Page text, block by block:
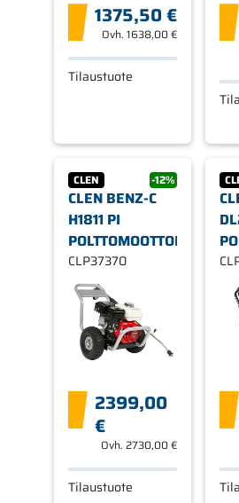
1375,50 €
Ovh. 1638,00 €
Tilaustuote
CLEN -12%
CLEN BENZ-C
H1811 PI
POLTTOMOOTTORIPESURI
CLP37370
2399,00
€
Ovh. 2730,00 €
Tilaustuote